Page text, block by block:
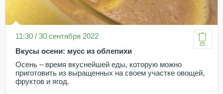
11:30 / 30 сентября 2022
Вкусы осени: мусс из облепихи
Осень – время вкуснейшей еды, которую можно
приготовить из выращенных на своем участке овощей,
фруктов и ягод.